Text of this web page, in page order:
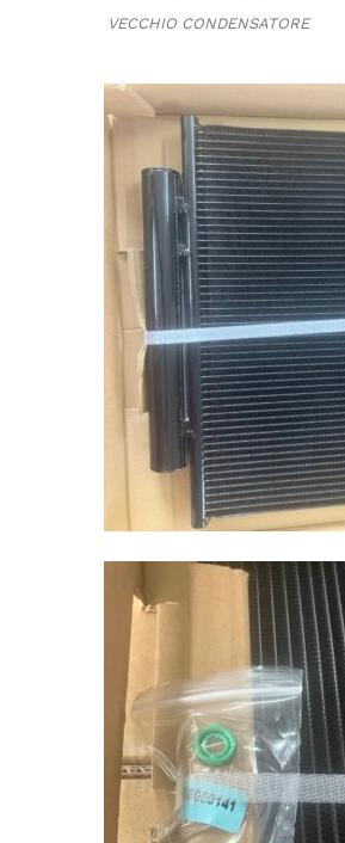
VECCHIO CONDENSATORE